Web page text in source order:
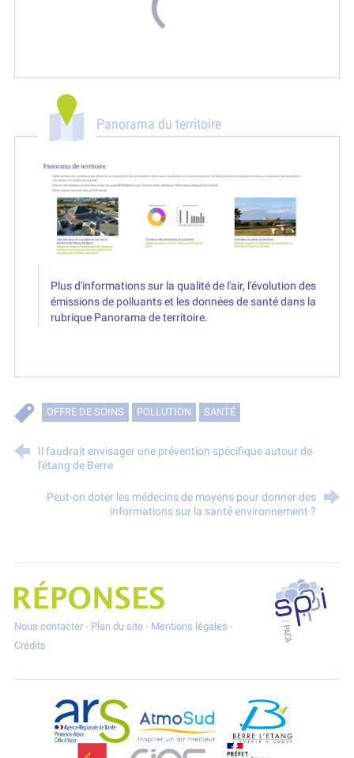
Panorama du territoire
Plus d'informations sur la qualité de l'air, l'évolution des
émissions de polluants et les données de santé dans la
rubrique Panorama de territoire.
OFFRE DE SOINS POLLUTION SANTÉ
Il faudrait envisager une prévention spécifique autour de
l'étang de Berre
Peut-on doter les médecins de moyens pour donner des
informations sur la santé environnement ?
Projet Réponses - Réduire les POllutioNs en Santé Environnement
Nous contacter- Plan du site- Mentions légales -
Crédits
SPPPI
ARS Paca AtmoSud Berre l'Etang
CIAS